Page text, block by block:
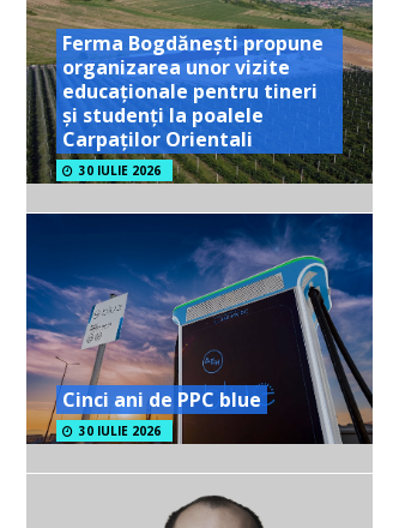
Ferma Bogdănești propune
organizarea unor vizite
educaționale pentru tineri
și studenți la poalele
Carpaților Orientali
30 IULIE 2026
Cinci ani de PPC blue
30 IULIE 2026